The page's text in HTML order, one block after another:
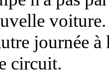
journée
circuit.